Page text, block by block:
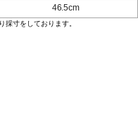
46.5cm
寸をしております。